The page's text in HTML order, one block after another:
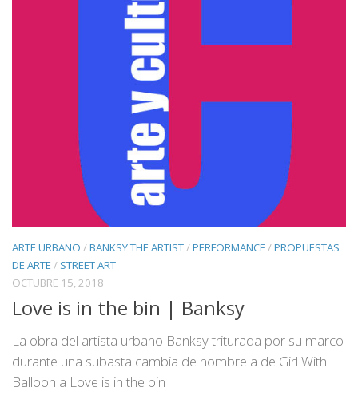
ARTE URBANO /BANKSY THE ARTIST/PERFORMANCE /PROPUESTAS
DE ARTE / STREET ART
OCTUBRE 15, 2018
Love is in the bin | Banksy
La obra del artista urbano Banksy triturada por su marco
durante una subasta cambia de nombre a de Girl With
Balloon a Love is in the bin